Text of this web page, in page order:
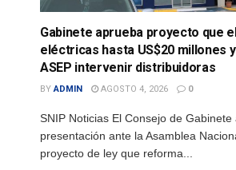
Gabinete aprueba proyecto que
eléctricas hasta US$20 millones
ASEP intervenir distribuidoras
BY ADMIN AGOSTO 4, 2026 0
SNIP Noticias El Consejo de Gabinete
presentación ante la Asamblea
proyecto de ley que reforma...